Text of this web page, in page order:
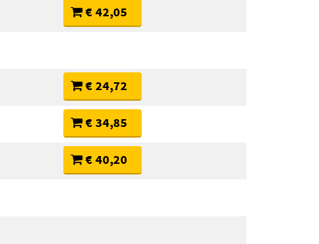
€ 42,05
€ 24,72
€ 34,85
€ 40,20